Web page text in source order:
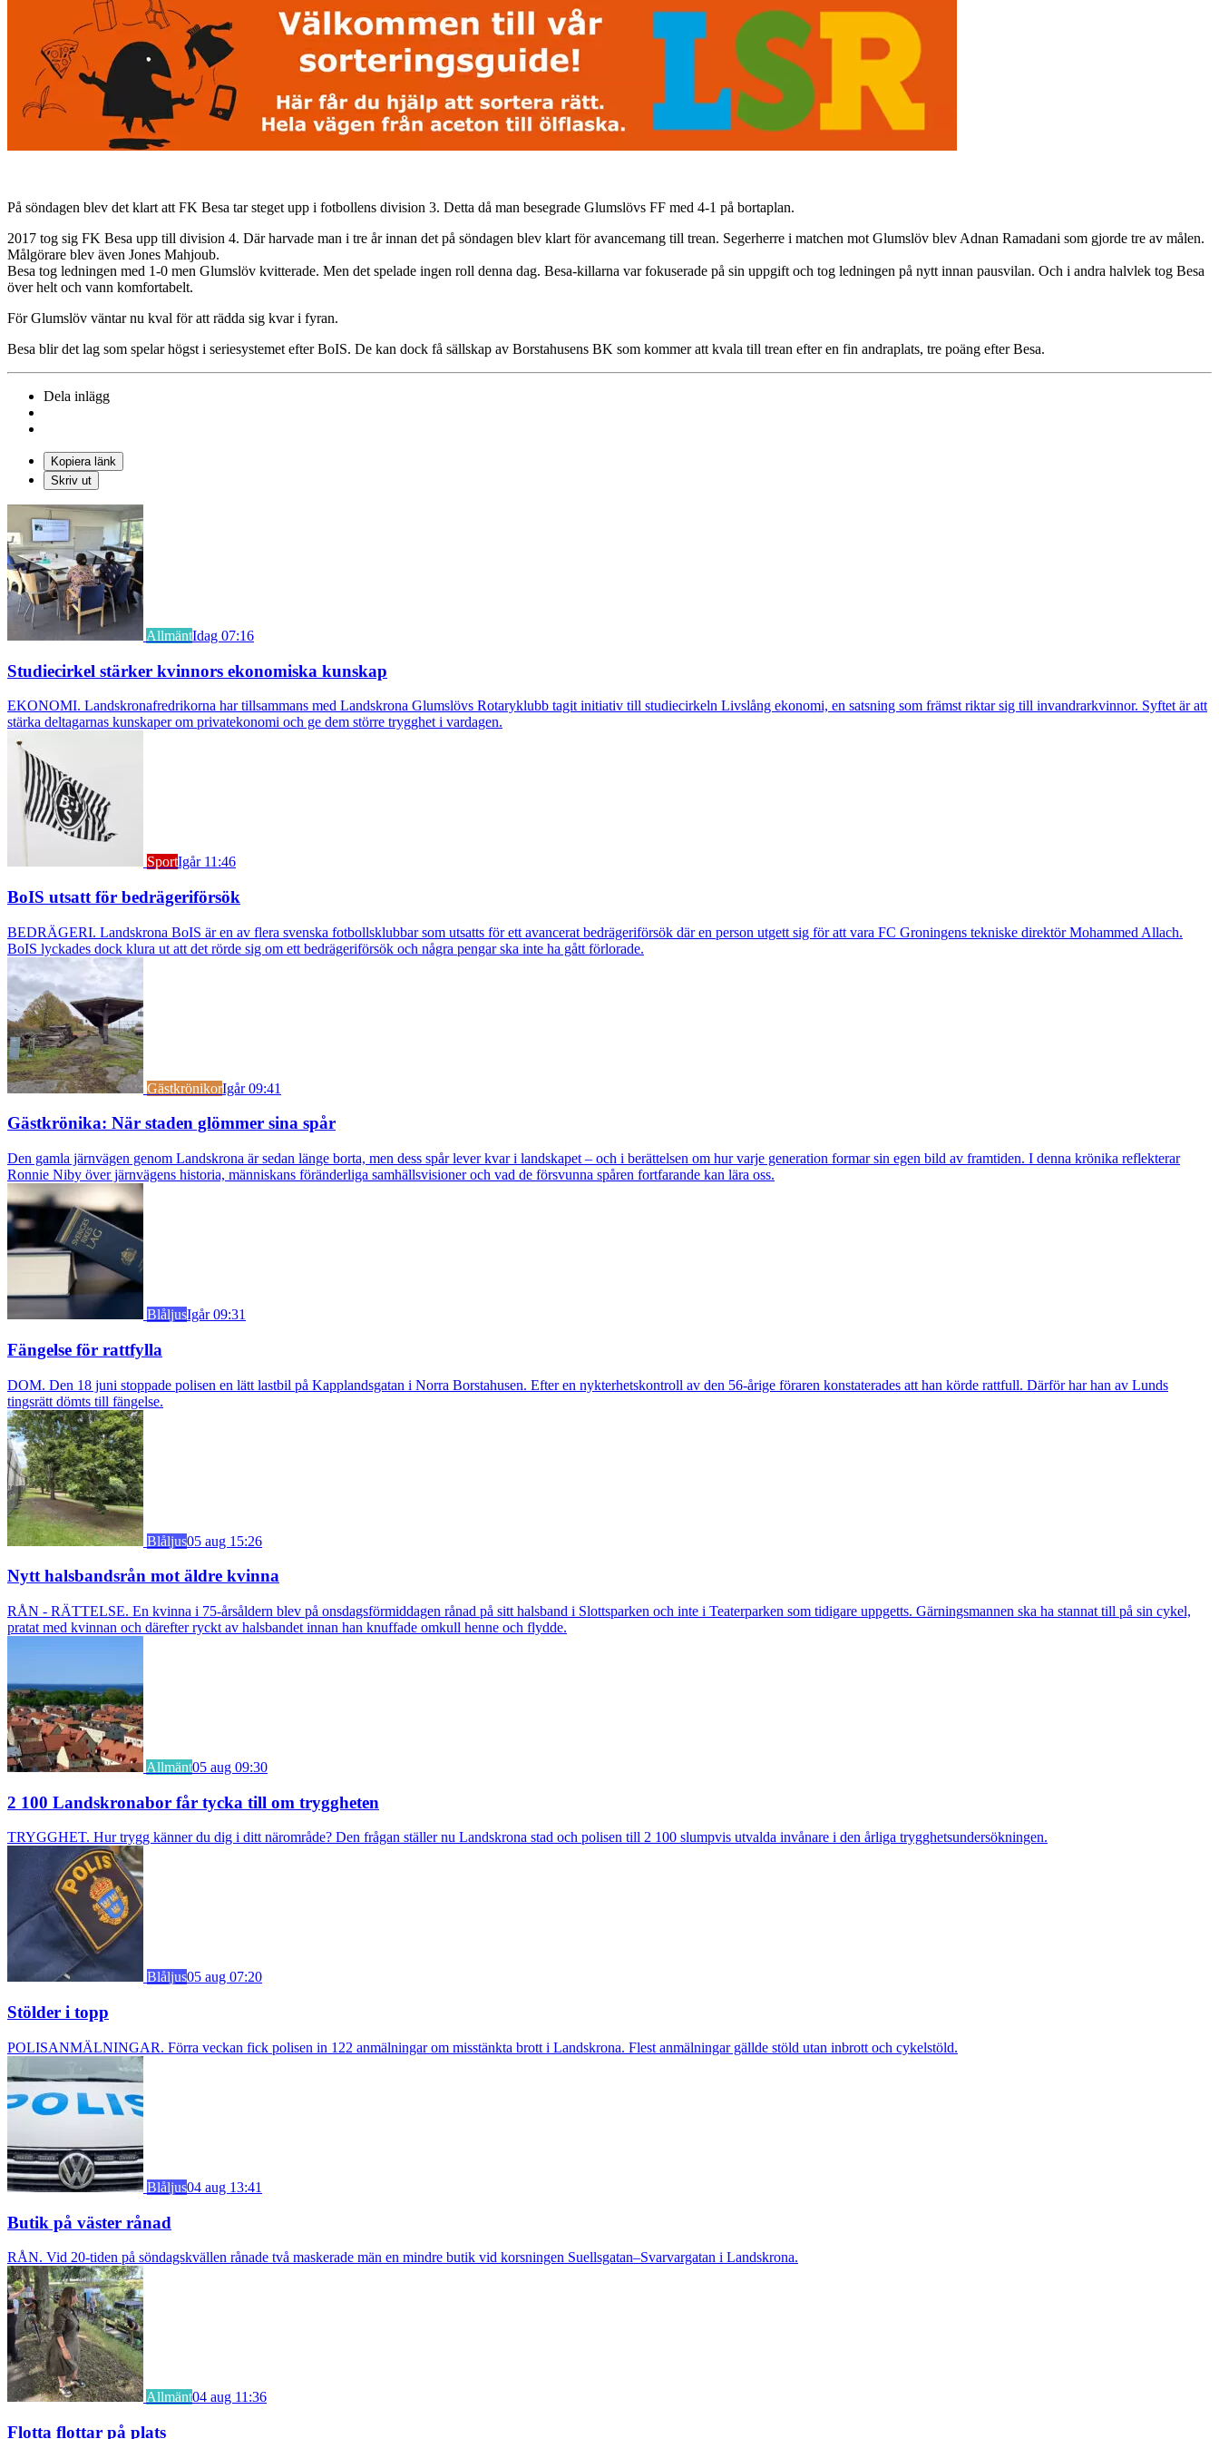
På söndagen blev det klart att FK Besa tar steget upp i fotbollens division 3. Detta då man besegrade Glumslövs FF med 4-1 på bortaplan.
2017 tog sig FK Besa upp till division 4. Där harvade man i tre år innan det på söndagen blev klart för avancemang till trean. Segerherre i matchen mot Glumslöv blev Adnan Ramadani som gjorde tre av målen.
Målgörare blev även Jones Mahjoub.
Besa tog ledningen med 1-0 men Glumslöv kvitterade. Men det spelade ingen roll denna dag. Besa-killarna var fokuserade på sin uppgift och tog ledningen på nytt innan pausvilan. Och i andra halvlek tog Besa
över helt och vann komfortabelt.
För Glumslöv väntar nu kval för att rädda sig kvar i fyran.
Besa blir det lag som spelar högst i seriesystemet efter BoIS. De kan dock få sällskap av Borstahusens BK som kommer att kvala till trean efter en fin andraplats, tre poäng efter Besa.
Dela inlägg
Kopiera länk
Skriv ut
AllmäntIdag 07:16
Studiecirkel stärker kvinnors ekonomiska kunskap
EKONOMI. Landskronafredrikorna har tillsammans med Landskrona Glumslövs Rotaryklubb tagit initiativ till studiecirkeln Livslång ekonomi, en satsning som främst riktar sig till invandrarkvinnor. Syftet är att
stärka deltagarnas kunskaper om privatekonomi och ge dem större trygghet i vardagen.
SportIgår 11:46
BoIS utsatt för bedrägeriförsök
BEDRÄGERI. Landskrona BoIS är en av flera svenska fotbollsklubbar som utsatts för ett avancerat bedrägeriförsök där en person utgett sig för att vara FC Groningens tekniske direktör Mohammed Allach.
BoIS lyckades dock klura ut att det rörde sig om ett bedrägeriförsök och några pengar ska inte ha gått förlorade.
GästkrönikorIgår 09:41
Gästkrönika: När staden glömmer sina spår
Den gamla järnvägen genom Landskrona är sedan länge borta, men dess spår lever kvar i landskapet – och i berättelsen om hur varje generation formar sin egen bild av framtiden. I denna krönika reflekterar
Ronnie Niby över järnvägens historia, människans föränderliga samhällsvisioner och vad de försvunna spåren fortfarande kan lära oss.
BlåljusIgår 09:31
Fängelse för rattfylla
DOM. Den 18 juni stoppade polisen en lätt lastbil på Kapplandsgatan i Norra Borstahusen. Efter en nykterhetskontroll av den 56-årige föraren konstaterades att han körde rattfull. Därför har han av Lunds
tingsrätt dömts till fängelse.
Blåljus05 aug 15:26
Nytt halsbandsrån mot äldre kvinna
RÅN - RÄTTELSE. En kvinna i 75-årsåldern blev på onsdagsförmiddagen rånad på sitt halsband i Slottsparken och inte i Teaterparken som tidigare uppgetts. Gärningsmannen ska ha stannat till på sin cykel,
pratat med kvinnan och därefter ryckt av halsbandet innan han knuffade omkull henne och flydde.
Allmänt05 aug 09:30
2 100 Landskronabor får tycka till om tryggheten
TRYGGHET. Hur trygg känner du dig i ditt närområde? Den frågan ställer nu Landskrona stad och polisen till 2 100 slumpvis utvalda invånare i den årliga trygghetsundersökningen.
Blåljus05 aug 07:20
Stölder i topp
POLISANMÄLNINGAR. Förra veckan fick polisen in 122 anmälningar om misstänkta brott i Landskrona. Flest anmälningar gällde stöld utan inbrott och cykelstöld.
Blåljus04 aug 13:41
Butik på väster rånad
RÅN. Vid 20-tiden på söndagskvällen rånade två maskerade män en mindre butik vid korsningen Suellsgatan–Svarvargatan i Landskrona.
Allmänt04 aug 11:36
Flotta flottar på plats